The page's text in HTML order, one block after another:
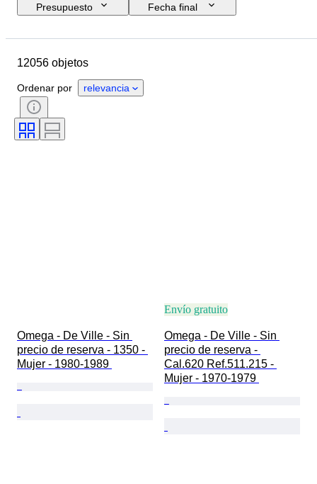
Presupuesto
Fecha final
Longitud de la correa del reloj
País de origen
Género
Estado
Certificado
Idioma
12056 objetos
Ordenar por relevancia
Omega - De Ville - Sin
precio de reserva - 1350 -
Mujer - 1980-1989
Envío gratuito
Omega - De Ville - Sin
precio de reserva -
Cal.620 Ref.511.215 -
Mujer - 1970-1979